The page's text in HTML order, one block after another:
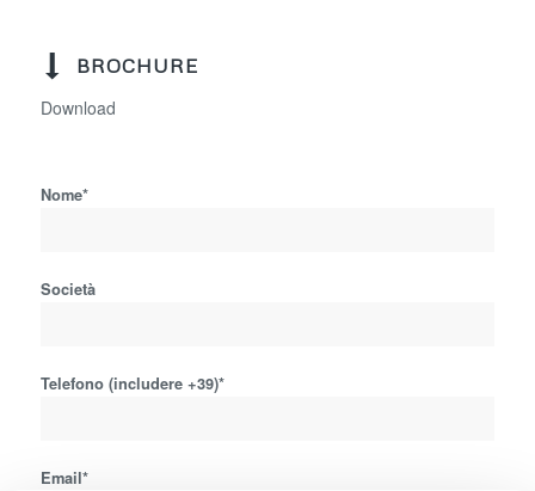
BROCHURE
Download
Nome*
Società
Telefono (includere +39)*
Email*